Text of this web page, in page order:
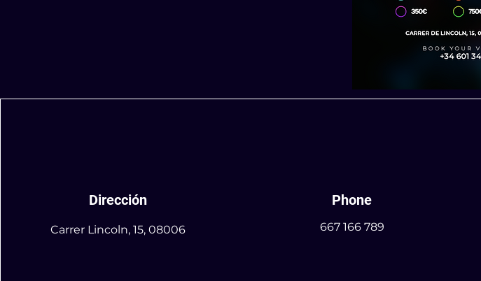
Dirección
Carrer Lincoln, 15, 08006
Phone
667 166 789